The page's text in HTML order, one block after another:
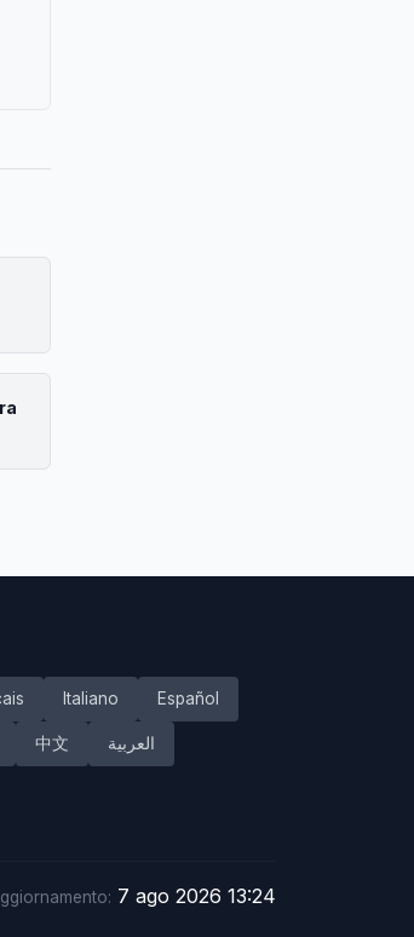
Italiano Español
中文 العربية
7 ago 2026 13:24